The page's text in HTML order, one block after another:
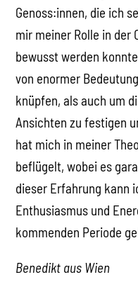
Genoss:innen, die ich
mir meiner Rolle in der
bewusst werden
von enormer
knüpfen, als auch um
Ansichten zu festigen
hat mich in meiner
beflügelt, wobei es
dieser Erfahrung kann
Enthusiasmus und
kommenden Periode
Benedikt aus Wien